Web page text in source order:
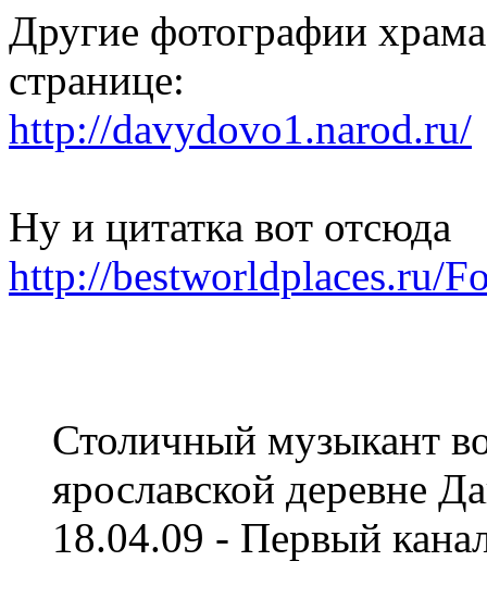
Другие фотографии
странице:
http://davydovo1.narod.ru/
Ну и цитатка вот отсюда
http://bestworldplaces.ru/
Столичный музыкант
ярославской деревне
18.04.09 - Первый